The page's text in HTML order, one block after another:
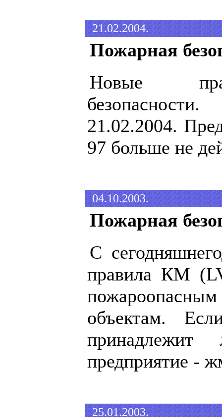
21.02.2004.
Пожарная
Новые
21.02.2004.
97 больше не
04.10.2003.
Пожарная
С
правила КМ
объектам.
предприятие -
25.01.2003.